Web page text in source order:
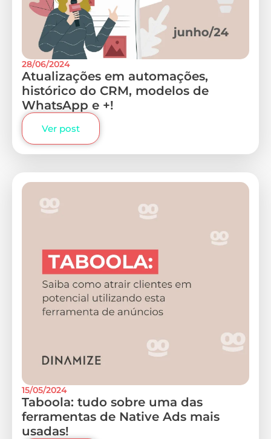
28/06/2024
Atualizações em automações,
histórico do CRM, modelos de
WhatsApp e +!
Ver post
15/05/2024
Taboola: tudo sobre uma das
ferramentas de Native Ads mais
usadas!